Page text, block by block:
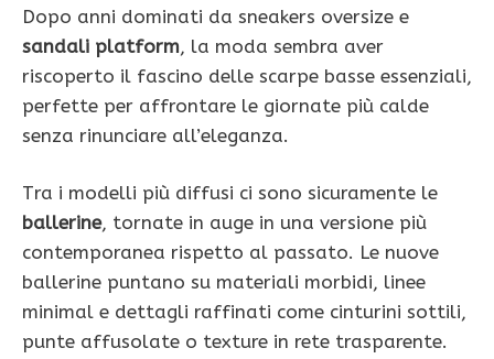
Dopo anni dominati da sneakers oversize e
sandali platform, la moda sembra aver
riscoperto il fascino delle scarpe basse essenziali,
perfette per affrontare le giornate più calde
senza rinunciare all’eleganza.
Tra i modelli più diffusi ci sono sicuramente le
ballerine, tornate in auge in una versione più
contemporanea rispetto al passato. Le nuove
ballerine puntano su materiali morbidi, linee
minimal e dettagli raffinati come cinturini sottili,
punte affusolate o texture in rete trasparente.